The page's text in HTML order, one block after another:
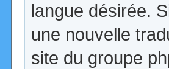
langue désirée.
une nouvelle
site du groupe